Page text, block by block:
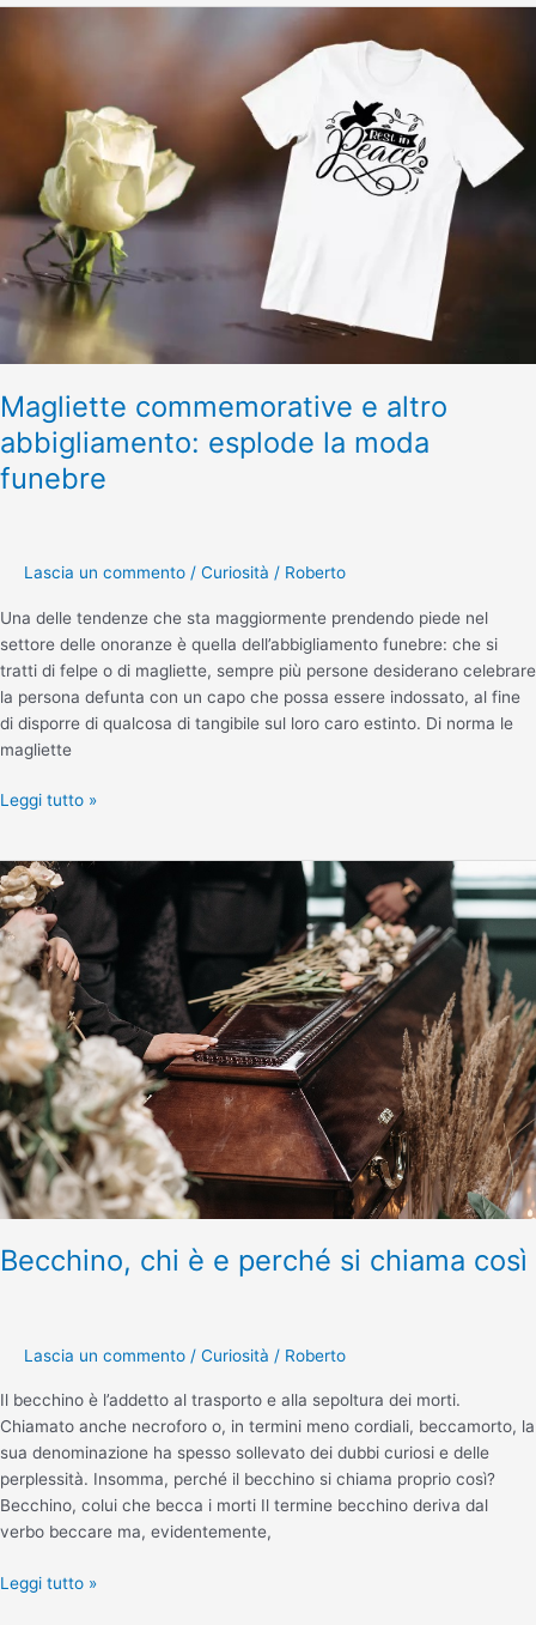
Magliette commemorative e altro
abbigliamento: esplode la moda
funebre
Lascia un commento / Curiosità / Roberto
Una delle tendenze che sta maggiormente prendendo piede nel
settore delle onoranze è quella dell’abbigliamento funebre: che si
tratti di felpe o di magliette, sempre più persone desiderano celebrare
la persona defunta con un capo che possa essere indossato, al fine
di disporre di qualcosa di tangibile sul loro caro estinto. Di norma le
magliette
abbigliamento:
moda
funebre
Leggi tutto »
Becchino, chi è e perché si chiama così
Lascia un commento / Curiosità / Roberto
Il becchino è l’addetto al trasporto e alla sepoltura dei morti.
Chiamato anche necroforo o, in termini meno cordiali, beccamorto, la
sua denominazione ha spesso sollevato dei dubbi curiosi e delle
perplessità. Insomma, perché il becchino si chiama proprio così?
Becchino, colui che becca i morti Il termine becchino deriva dal
verbo beccare ma, evidentemente,
Becchino,
chi
è
e
perché
si
chiama
così
Leggi tutto »